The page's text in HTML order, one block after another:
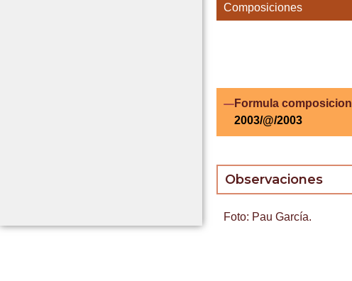
Composiciones
Formula
2003/@/2003
Observaciones
Foto: Pau García.